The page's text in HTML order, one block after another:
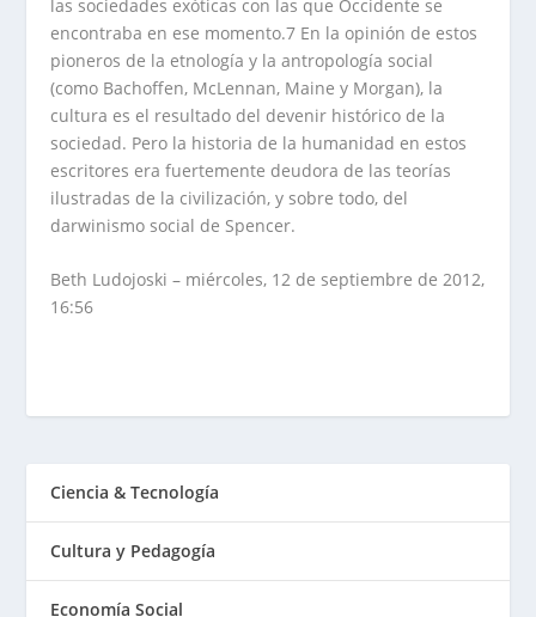
las sociedades exóticas con las que Occidente se
encontraba en ese momento.7 En la opinión de estos
pioneros de la etnología y la antropología social
(como Bachoffen, McLennan, Maine y Morgan), la
cultura es el resultado del devenir histórico de la
sociedad. Pero la historia de la humanidad en estos
escritores era fuertemente deudora de las teorías
ilustradas de la civilización, y sobre todo, del
darwinismo social de Spencer.
Beth Ludojoski – miércoles, 12 de septiembre de 2012,
16:56
Ciencia & Tecnología
Cultura y Pedagogía
Economía Social